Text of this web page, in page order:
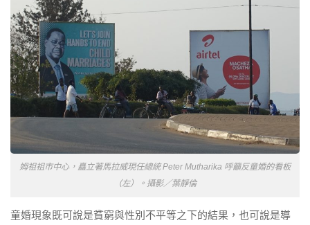
姆祖祖市中心，矗立著馬拉威現任總統 Peter Mutharika 呼籲反童婚的看板
（左）。攝影／葉靜倫
童婚現象既可說是貧窮與性別不平等之下的結果，也可說是導